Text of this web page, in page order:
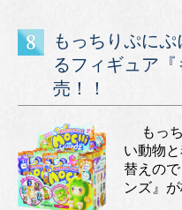
もっちりぷに
るフィギュア
売！！
もっち
い動物
替えの
ンズ』